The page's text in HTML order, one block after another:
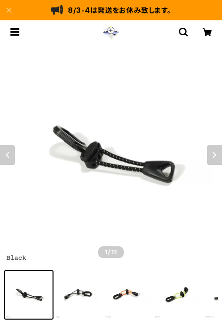
8/3-4は発送をお休み致します。
1 /11